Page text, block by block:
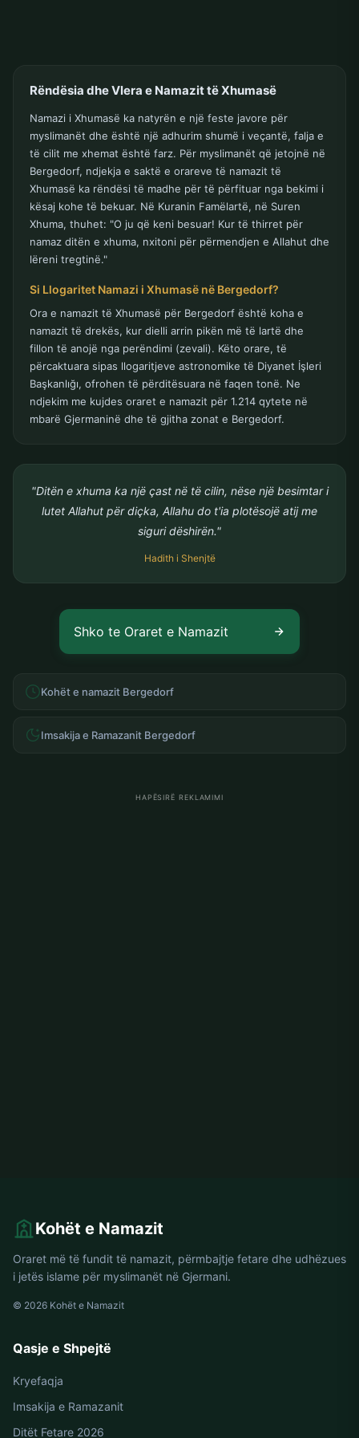
Rëndësia dhe Vlera e Namazit të Xhumasë
Namazi i Xhumasë ka natyrën e një feste javore për
myslimanët dhe është një adhurim shumë i veçantë, falja e
të cilit me xhemat është farz. Për myslimanët që jetojnë në
Bergedorf, ndjekja e saktë e orareve të namazit të
Xhumasë ka rëndësi të madhe për të përfituar nga bekimi i
kësaj kohe të bekuar. Në Kuranin Famëlartë, në Suren
Xhuma, thuhet: "O ju që keni besuar! Kur të thirret për
namaz ditën e xhuma, nxitoni për përmendjen e Allahut dhe
lëreni tregtinë."
Si Llogaritet Namazi i Xhumasë në Bergedorf?
Ora e namazit të Xhumasë për Bergedorf është koha e
namazit të drekës, kur dielli arrin pikën më të lartë dhe
fillon të anojë nga perëndimi (zevali). Këto orare, të
përcaktuara sipas llogaritjeve astronomike të Diyanet İşleri
Başkanlığı, ofrohen të përditësuara në faqen tonë. Ne
ndjekim me kujdes oraret e namazit për 1.214 qytete në
mbarë Gjermaninë dhe të gjitha zonat e Bergedorf.
"Ditën e xhuma ka një çast në të cilin, nëse një besimtar i
lutet Allahut për diçka, Allahu do t'ia plotësojë atij me
siguri dëshirën."
Hadith i Shenjtë
Shko te Oraret e Namazit
Kohët e namazit Bergedorf
Imsakija e Ramazanit Bergedorf
HAPËSIRË REKLAMIMI
Kohët e Namazit
Oraret më të fundit të namazit, përmbajtje fetare dhe udhëzues
i jetës islame për myslimanët në Gjermani.
© 2026 Kohët e Namazit
Qasje e Shpejtë
Kryefaqja
Imsakija e Ramazanit
Ditët Fetare 2026